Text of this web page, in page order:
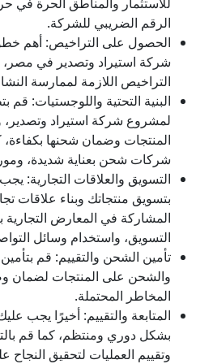
الرقم الضريبي للشركة.
الحصول على التراخيص: أهم
شركة استيراد وتصدير في
التراخيص اللازمة لممارسة
البنية التحتية واللوجستيات: قم
لمشروع شركة استيراد وتصدير،
المنتجات وضمان شحنها بكفاءة،
شركات شحن بعناية شديدة،
التسويق والعلاقات التجارية:
بتسويق منتجاتك وبناء علاقات
المشاركة في المعارض
التسويق، واستخدام وسائل
تأمين الشحن والتقييم: قم
والشحن على المنتجات لضمان
المخاطر المحتملة.
المتابعة والتقييم: أخيرًا يجب
بشكل دوري ومنتظم، كما قم
وتقييم العمليات لتحقيق النجاح